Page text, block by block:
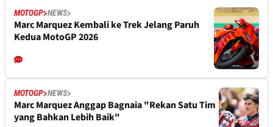
MOTOGP NEWS
Marc Marquez Kembali ke Trek Jelang Paruh
Kedua MotoGP 2026
MOTOGP NEWS
Marc Marquez Anggap Bagnaia "Rekan Satu Tim
yang Bahkan Lebih Baik"